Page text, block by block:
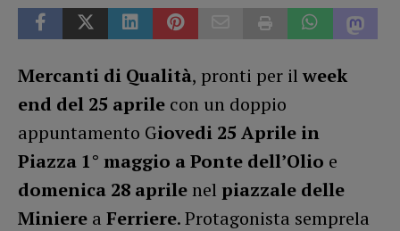
Mercanti di Qualità, pronti per il week
end del 25 aprile con un doppio
appuntamento Giovedi 25 Aprile in
Piazza 1° maggio a Ponte dell’Olio e
domenica 28 aprile nel piazzale delle
Miniere a Ferriere. Protagonista semprela